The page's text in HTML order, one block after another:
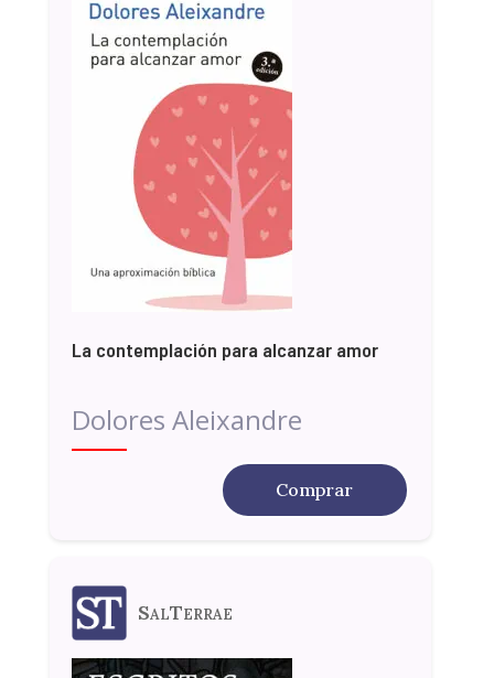
La contemplación para alcanzar amor
Dolores Aleixandre
Comprar
SalTerrae